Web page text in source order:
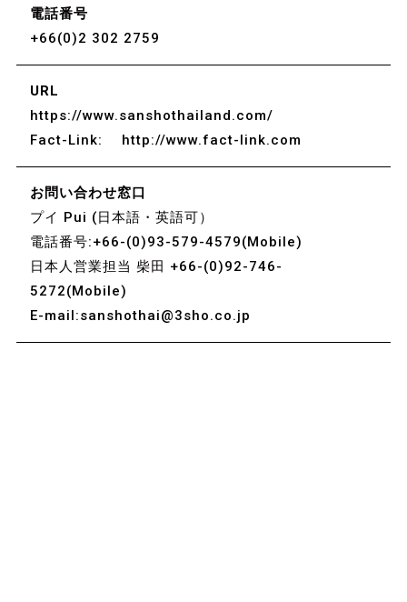
電話番号
+66(0)2 302 2759
URL
https://www.sanshothailand.com/
Fact-Link: http://www.fact-link.com
お問い合わせ窓口
プイ Pui (日本語・英語可）
電話番号:+66-(0)93-579-4579(Mobile)
日本人営業担当 柴田 +66-(0)92-746-
5272(Mobile)
E-mail:sanshothai@3sho.co.jp